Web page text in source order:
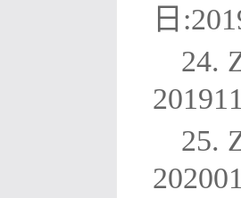
日
24.
25.